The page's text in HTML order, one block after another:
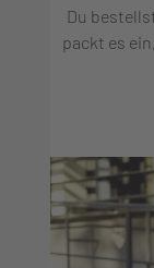
Du
packt es